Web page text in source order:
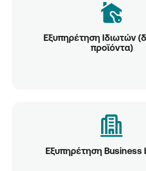
Εξυπηρέτηση Ιδιωτών
προϊόντα)
Εξυπηρέτηση Business